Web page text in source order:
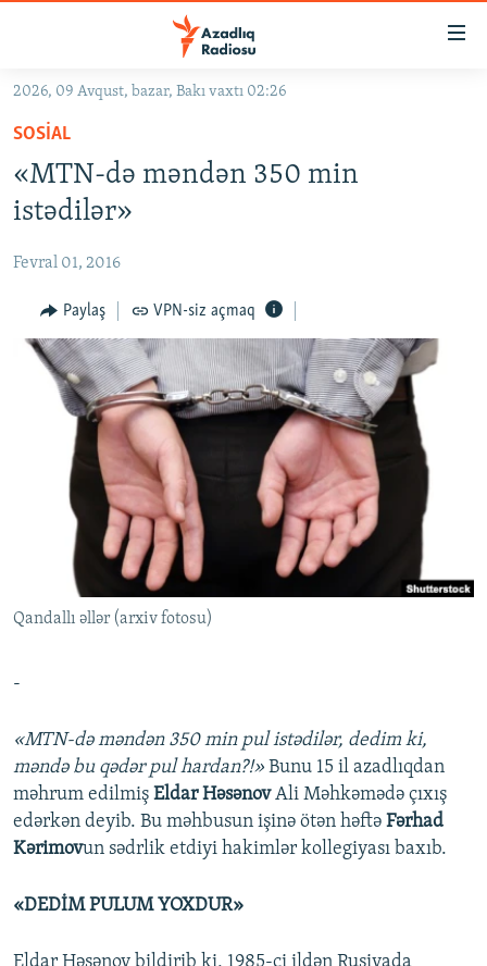
Əsas
qayıt
Əsas
naviqasiyaya
qayıt
Axtarışa
GÜNDƏM
KORRUPSIOMETR
FƏRQƏ BAX
QANUNI DOĞRU
ARAŞDIRMA
MULTIMEDIA
VIDEO
FOTOQALEREYA
İNFOQRAFIKA
KARIKATURA
RADIO ARXIV
OXU ZALI
AZƏRBAYCAN ƏDƏBIYYATI KITABXANASI
İSLAM VƏ DEMOKRATIYA
İZ - MƏDƏNIYYƏT PROQRAMI
HAQQIMIZDA
MISSIYAMIZ
PEŞƏ ETIKASI VƏ JURNALISTIKA STANDARTLARIMIZ
MATERIALLARIMIZDAN ISTIFADƏ
AZADLIQRADIOSU MOBIL TELEFONUNUZDA
RFE/RL-in bütün saytları
2026, 09 Avqust, bazar, Bakı vaxtı 02:26
SOSIAL
«MTN-də məndən 350 min
istədilər»
Fevral 01, 2016
Paylaş VPN-siz açmaq
Qandallı əllər (arxiv fotosu)
-
«MTN-də məndən 350 min pul istədilər, dedim ki,
məndə bu qədər pul hardan?!» Bunu 15 il azadlıqdan
məhrum edilmiş Eldar HəsənovAli Məhkəmədə çıxış
edərkən deyib. Bu məhbusun işinə ötən həftə Fərhad
Kərimovun sədrlik etdiyi hakimlər kollegiyası baxıb.
«DEDİM PULUM YOXDUR»